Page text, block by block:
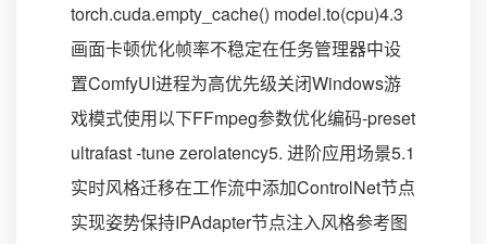
torch.cuda.empty_cache() model.to(cpu)4.3
画面卡顿优化帧率不稳定在任务管理器中设
置ComfyUI进程为高优先级关闭Windows游
戏模式使用以下FFmpeg参数优化编码-preset
ultrafast -tune zerolatency5. 进阶应用场景5.1
实时风格迁移在工作流中添加ControlNet节点
实现姿势保持IPAdapter节点注入风格参考图